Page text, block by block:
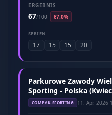
ERGEBNIS
67/100 67.0%
SERIEN
17 15 15 20
Parkurowe Zawody
Sporting - Polska
COMPAK-SPORTING 11. Apr. 2026·